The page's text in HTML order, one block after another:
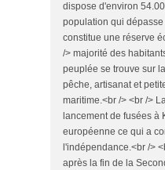
dispose d'environ
population qui
constitue une réserve
/> majorité des
peuplée se trouve sur
pêche, artisanat et
maritime.<br /> <br />
lancement de fusées
européenne ce qui a
l'indépendance.<br />
après la fin de la